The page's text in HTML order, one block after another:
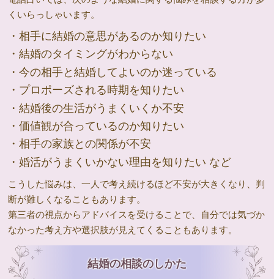
くいらっしゃいます。
・相手に結婚の意思があるのか知りたい
・結婚のタイミングがわからない
・今の相手と結婚してよいのか迷っている
・プロポーズされる時期を知りたい
・結婚後の生活がうまくいくか不安
・価値観が合っているのか知りたい
・相手の家族との関係が不安
・婚活がうまくいかない理由を知りたい など
こうした悩みは、一人で考え続けるほど不安が大きくなり、判
断が難しくなることもあります。
第三者の視点からアドバイスを受けることで、自分では気づか
なかった考え方や選択肢が見えてくることもあります。
結婚の相談のしかた